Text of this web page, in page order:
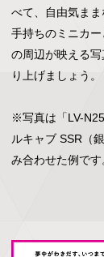
べて、自由気ま
手持ちのミニカ
の周辺が映える
り上げましょう。
※写真は「LV-
ルキャブ SSR（
み合わせた例です